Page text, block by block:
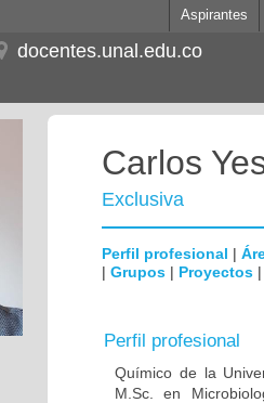
Aspirantes
docentes.unal.edu.co
Carlos
Exclusiva
Perfil profesional |
| Grupos | Proyectos
Perfil profesional
Químico de la
M.Sc. en